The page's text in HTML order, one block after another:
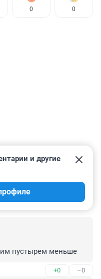
0 0
и другие
пустырем меньше
+0 –0